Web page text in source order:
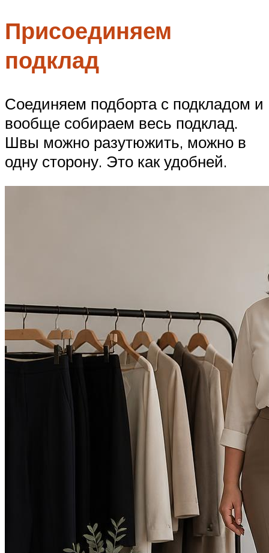
Присоединяем
подклад
Соединяем подборта с подкладом и
вообще собираем весь подклад.
Швы можно разутюжить, можно в
одну сторону. Это как удобней.